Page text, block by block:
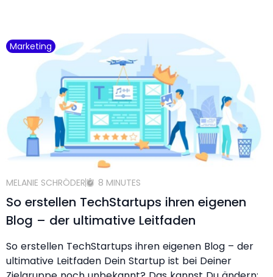
Marketing
MELANIE SCHRÖDER 8 MINUTES
So erstellen TechStartups ihren eigenen
Blog – der ultimative Leitfaden
So erstellen TechStartups ihren eigenen Blog – der
ultimative Leitfaden Dein Startup ist bei Deiner